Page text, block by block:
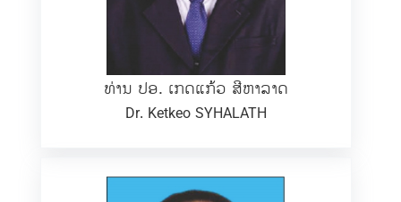
ທ່ານ ປອ. ເກດແກ້ວ ສີຫາລາດ
Dr. Ketkeo SYHALATH